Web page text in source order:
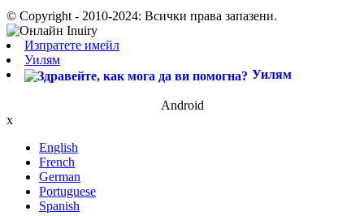
© Copyright - 2010-2024: Всички права запазени.
Изпратете имейл
Уилям
Уилям
Android
x
English
French
German
Portuguese
Spanish